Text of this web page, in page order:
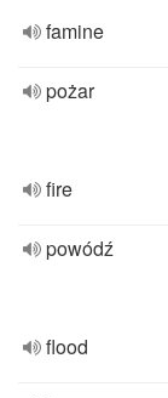
famine
pożar
fire
powódź
flood